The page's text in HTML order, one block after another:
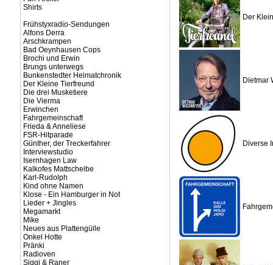
Shirts
Frühstyxradio-Sendungen
Alfons Derra
Arschkrampen
Bad Oeynhausen Cops
Brochi und Erwin
Brungs unterwegs
Bunkenstedter Heimatchronik
Der Kleine Tierfreund
Die drei Musketiere
Die Vierma
Erwinchen
Fahrgemeinschaft
Frieda & Anneliese
FSR-Hitparade
Günther, der Treckerfahrer
Interviewstudio
Isernhagen Law
Kalkofes Mattscheibe
Karl-Rudolph
Kind ohne Namen
Klose - Ein Hamburger in Not
Lieder + Jingles
Megamarkt
Mike
Neues aus Plattengülle
Onkel Hotte
Pränki
Radioven
Siggi & Raner
Der
Dietmar
Diverse